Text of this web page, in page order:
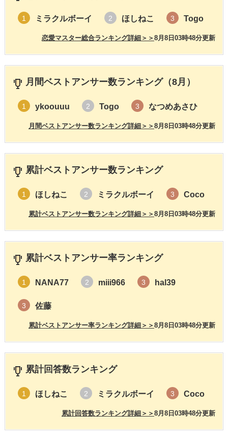
1 ミラクルボーイ 2 ほしねこ 3 Togo
8月8日03時48分更新
恋愛マスター総合ランキング詳細＞＞
月間ベストアンサー数ランキング（8月）
1 ykoouuu 2 Togo 3 なつめあさひ
8月8日03時48分更新
月間ベストアンサー数ランキング詳細＞＞
累計ベストアンサー数ランキング
1 ほしねこ 2 ミラクルボーイ 3 Coco
8月8日03時48分更新
累計ベストアンサー数ランキング詳細＞＞
累計ベストアンサー率ランキング
1 NANA77 2 miii966 3 hal39
3 佐藤
8月8日03時48分更新
累計ベストアンサー率ランキング詳細＞＞
累計回答数ランキング
1 ほしねこ 2 ミラクルボーイ 3 Coco
8月8日03時48分更新
累計回答数ランキング詳細＞＞